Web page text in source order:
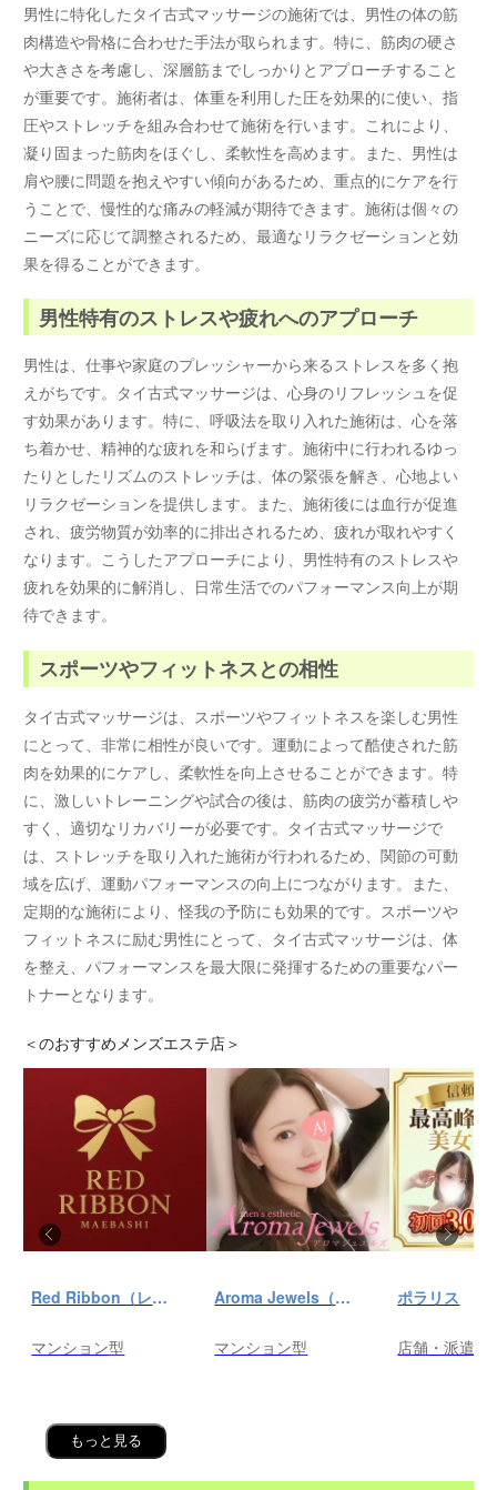
男性に特化したタイ古式マッサージの施術では、男性の体の筋
肉構造や骨格に合わせた手法が取られます。特に、筋肉の硬さ
や大きさを考慮し、深層筋までしっかりとアプローチすること
が重要です。施術者は、体重を利用した圧を効果的に使い、指
圧やストレッチを組み合わせて施術を行います。これにより、
凝り固まった筋肉をほぐし、柔軟性を高めます。また、男性は
肩や腰に問題を抱えやすい傾向があるため、重点的にケアを行
うことで、慢性的な痛みの軽減が期待できます。施術は個々の
ニーズに応じて調整されるため、最適なリラクゼーションと効
果を得ることができます。
男性特有のストレスや疲れへのアプローチ
男性は、仕事や家庭のプレッシャーから来るストレスを多く抱
えがちです。タイ古式マッサージは、心身のリフレッシュを促
す効果があります。特に、呼吸法を取り入れた施術は、心を落
ち着かせ、精神的な疲れを和らげます。施術中に行われるゆっ
たりとしたリズムのストレッチは、体の緊張を解き、心地よい
リラクゼーションを提供します。また、施術後には血行が促進
され、疲労物質が効率的に排出されるため、疲れが取れやすく
なります。こうしたアプローチにより、男性特有のストレスや
疲れを効果的に解消し、日常生活でのパフォーマンス向上が期
待できます。
スポーツやフィットネスとの相性
タイ古式マッサージは、スポーツやフィットネスを楽しむ男性
にとって、非常に相性が良いです。運動によって酷使された筋
肉を効果的にケアし、柔軟性を向上させることができます。特
に、激しいトレーニングや試合の後は、筋肉の疲労が蓄積しや
すく、適切なリカバリーが必要です。タイ古式マッサージで
は、ストレッチを取り入れた施術が行われるため、関節の可動
域を広げ、運動パフォーマンスの向上につながります。また、
定期的な施術により、怪我の予防にも効果的です。スポーツや
フィットネスに励む男性にとって、タイ古式マッサージは、体
を整え、パフォーマンスを最大限に発揮するための重要なパー
トナーとなります。
＜のおすすめメンズエステ店＞
Red Ribbon（レッドリボン）前橋
マンション型
Aroma Jewels（アロマ ジュエルズ）秋葉原ルーム
マンション型
ポラリス
店舗・派遣
もっと見る